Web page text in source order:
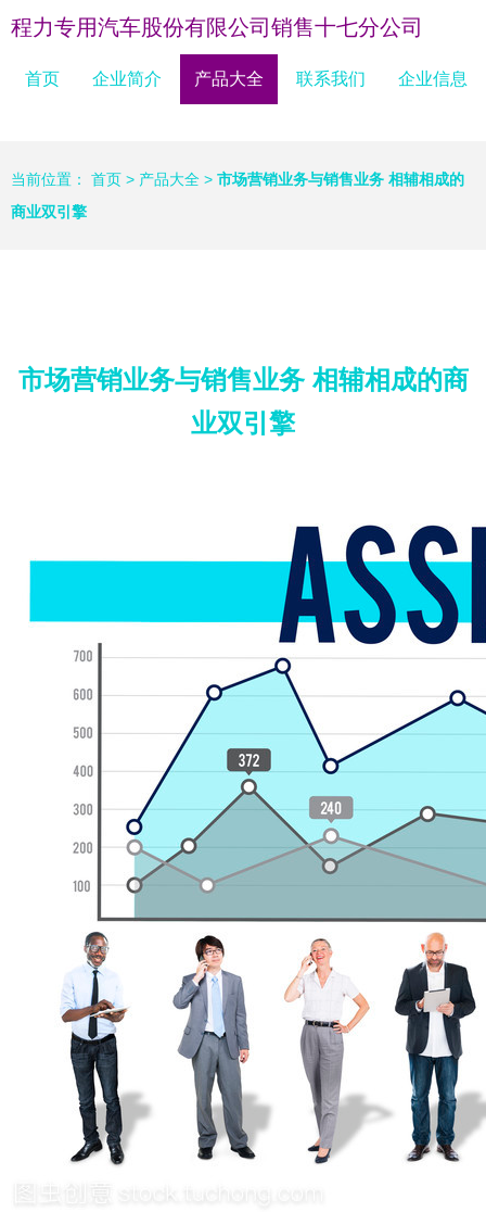
程力专用汽车股份有限公司销售十七分公司
首页 企业简介 产品大全 联系我们 企业信息
当前位置： 首页 > 产品大全 > 市场营销业务与销售业务 相辅相成的
商业双引擎
市场营销业务与销售业务 相辅相成的商
业双引擎